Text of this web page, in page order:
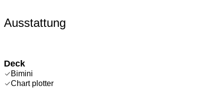
Ausstattung
Deck
Bimini
Chart plotter